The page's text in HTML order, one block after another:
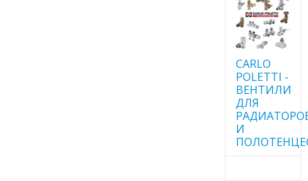
CARLO
POLETTI -
ВЕНТИЛИ
ДЛЯ
И